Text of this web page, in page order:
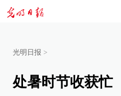
光明日报 >
处暑时节收获忙